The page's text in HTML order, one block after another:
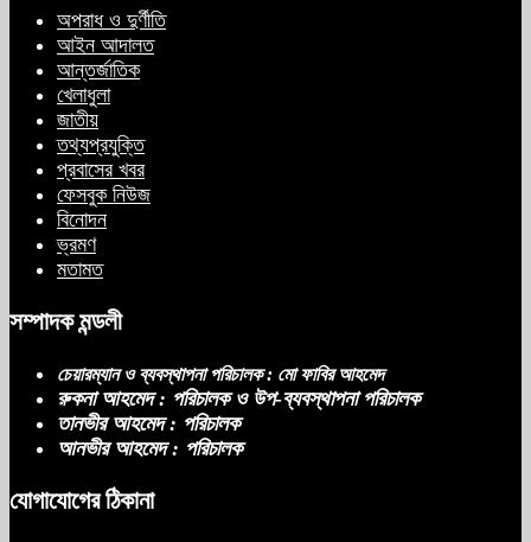
যুক্তরাষ্ট্রের নতুন নীতি
অপরাধ ও দুর্ণীতি
আইন আদালত
আন্তর্জাতিক
খেলাধুলা
জাতীয়
তথ্যপ্রযুক্তি
প্রবাসের খবর
ফেসবুক নিউজ
বিনোদন
ভ্রমণ
মতামত
সম্পাদক মন্ডলী
চেয়ারম্যান ও ব্যবস্থাপনা পরিচালক : মো ফাবির আহমেদ
রুকনা আহমেদ : পরিচালক ও উপ-ব্যবস্থাপনা পরিচালক
তানভীর আহমেদ : পরিচালক
আনভীর আহমেদ : পরিচালক
যোগাযোগের ঠিকানা